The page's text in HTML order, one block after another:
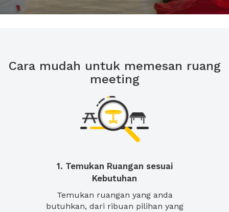
Cara mudah untuk memesan ruang
meeting
1. Temukan Ruangan sesuai
Kebutuhan
Temukan ruangan yang anda
butuhkan, dari ribuan pilihan yang